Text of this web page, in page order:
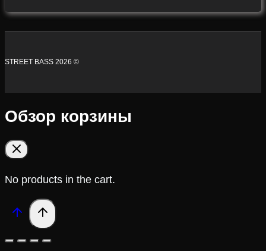
STREET BASS 2026 ©
Обзор корзины
No products in the cart.